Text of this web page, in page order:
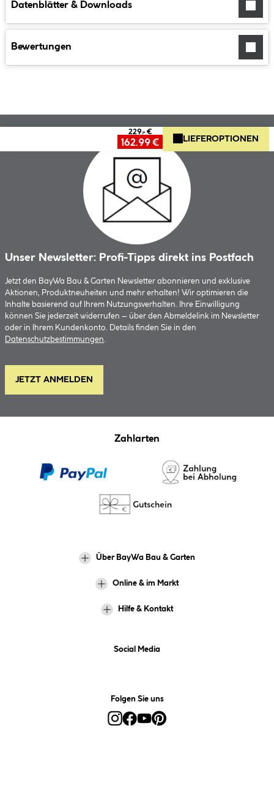
Datenblätter & Downloads
Bewertungen
229.- €
162.99 € LIEFEROPTIONEN
Unser Newsletter: Profi-Tipps direkt ins Postfach
Jetzt den BayWa Bau & Garten Newsletter abonnieren und exklusive
Aktionen, Produktneuheiten und mehr erhalten! Wir optimieren die
Inhalte basierend auf Ihrem Nutzungsverhalten. Ihre Einwilligung
können Sie jederzeit widerrufen – über den Abmeldelink im Newsletter
oder in Ihrem Kundenkonto. Details finden Sie in den
Datenschutzbestimmungen.
JETZT ANMELDEN
Zahlarten
Über BayWa Bau & Garten
Online & im Markt
Hilfe & Kontakt
Social Media
Folgen Sie uns